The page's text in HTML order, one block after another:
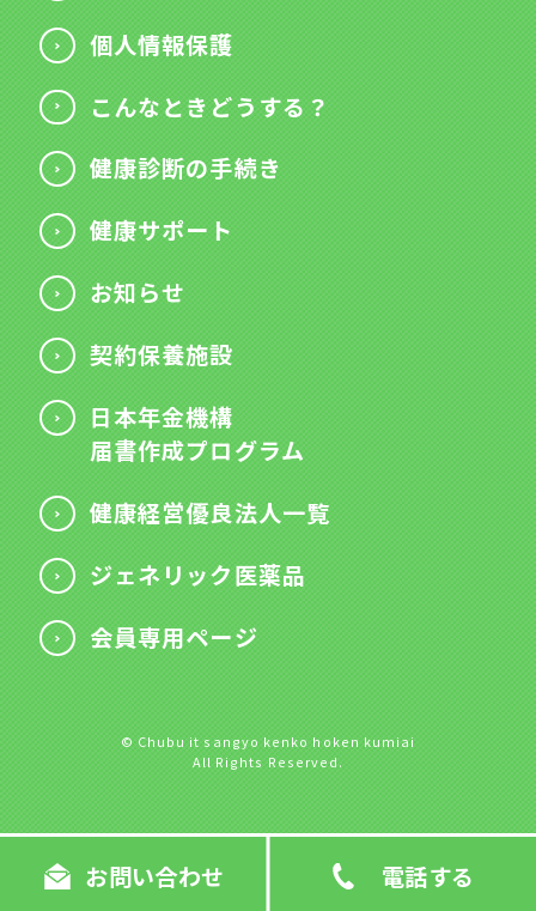
個人情報保護
こんなときどうする？
健康診断の手続き
健康サポート
お知らせ
契約保養施設
日本年金機構
届書作成プログラム
健康経営優良法人一覧
ジェネリック医薬品
会員専用ページ
© Chubu it sangyo kenko hoken kumiai
All Rights Reserved.
お問い合わせ 電話する